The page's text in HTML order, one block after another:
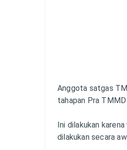
Anggota satgas
tahapan Pra
Ini dilakukan
dilakukan secara